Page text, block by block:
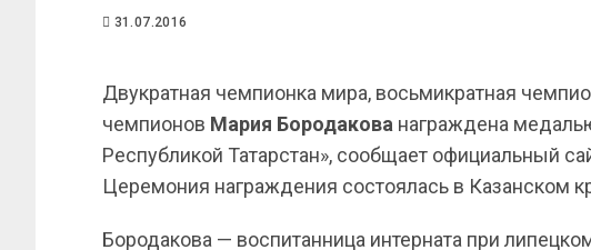
31.07.2016
Двукратная чемпионка мира, восьмикратная
чемпионов Мария Бородакова награждена
Республикой Татарстан», сообщает официальный
Церемония награждения состоялась в Казанском
Бородакова — воспитанница интерната при